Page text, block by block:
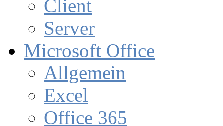
Client
Server
Microsoft Office
Allgemein
Excel
Office 365